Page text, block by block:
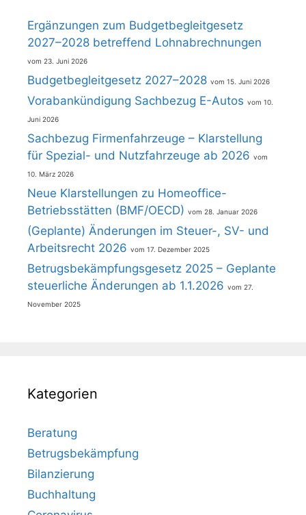
Ergänzungen zum Budgetbegleitgesetz
2027–2028 betreffend Lohnabrechnungen
23. Juni 2026
Budgetbegleitgesetz 2027–2028 15. Juni 2026
Vorabankündigung Sachbezug E-Autos 10.
Juni 2026
Sachbezug Firmenfahrzeuge – Klarstellung
für Spezial- und Nutzfahrzeuge ab 2026
10. März 2026
Neue Klarstellungen zu Homeoffice-
Betriebsstätten (BMF/OECD)
28. Januar 2026
(Geplante) Änderungen im Steuer-, SV- und
Arbeitsrecht 2026
17. Dezember 2025
Betrugsbekämpfungsgesetz 2025 – Geplante
steuerliche Änderungen ab 1.1.2026
27.
November 2025
Kategorien
Beratung
Betrugsbekämpfung
Bilanzierung
Buchhaltung